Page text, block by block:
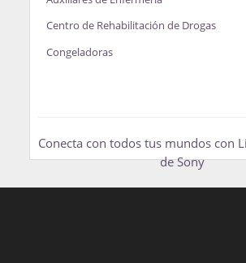
Centro de Rehabilitación de Drogas
Congeladoras
Conecta con todos tus mundos con
de Sony